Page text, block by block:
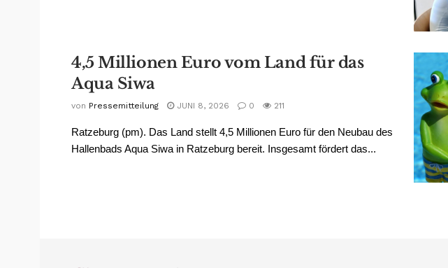
4,5 Millionen Euro vom Land für das
Aqua Siwa
von Pressemitteilung JUNI 8, 2026 0 211
Ratzeburg (pm). Das Land stellt 4,5 Millionen Euro für den Neubau des
Hallenbads Aqua Siwa in Ratzeburg bereit. Insgesamt fördert das...